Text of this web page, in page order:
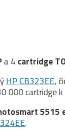
a 4 cartridge
HP CB323EE,
000 cartridge k
5515
.